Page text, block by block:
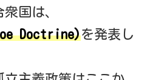
国は、
Doctrine)を発表し